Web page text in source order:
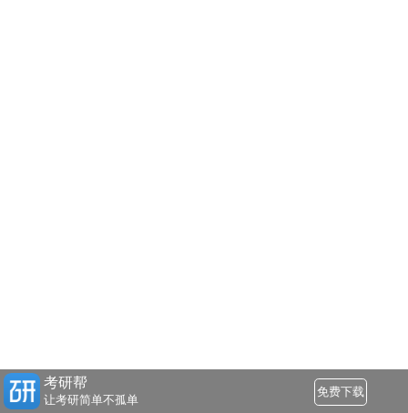
考研帮
让考研简单不孤单
免费下载